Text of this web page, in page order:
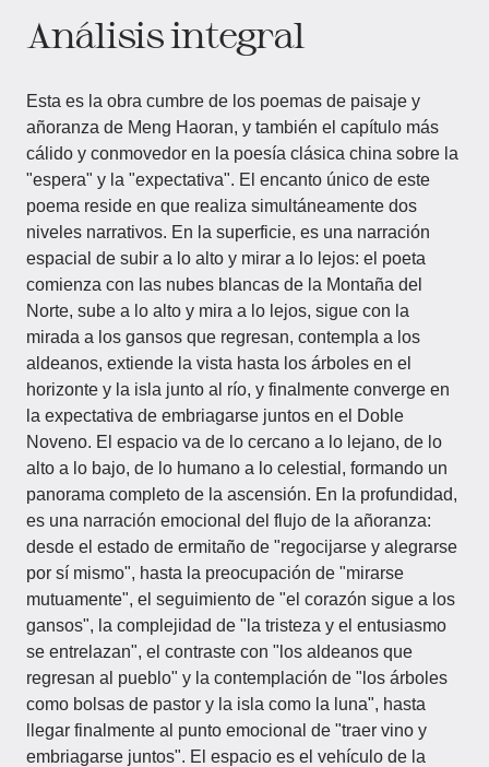
Análisis integral
Esta es la obra cumbre de los poemas de paisaje y
añoranza de Meng Haoran, y también el capítulo más
cálido y conmovedor en la poesía clásica china sobre la
"espera" y la "expectativa". El encanto único de este
poema reside en que realiza simultáneamente dos
niveles narrativos. En la superficie, es una narración
espacial de subir a lo alto y mirar a lo lejos: el poeta
comienza con las nubes blancas de la Montaña del
Norte, sube a lo alto y mira a lo lejos, sigue con la
mirada a los gansos que regresan, contempla a los
aldeanos, extiende la vista hasta los árboles en el
horizonte y la isla junto al río, y finalmente converge en
la expectativa de embriagarse juntos en el Doble
Noveno. El espacio va de lo cercano a lo lejano, de lo
alto a lo bajo, de lo humano a lo celestial, formando un
panorama completo de la ascensión. En la profundidad,
es una narración emocional del flujo de la añoranza:
desde el estado de ermitaño de "regocijarse y alegrarse
por sí mismo", hasta la preocupación de "mirarse
mutuamente", el seguimiento de "el corazón sigue a los
gansos", la complejidad de "la tristeza y el entusiasmo
se entrelazan", el contraste con "los aldeanos que
regresan al pueblo" y la contemplación de "los árboles
como bolsas de pastor y la isla como la luna", hasta
llegar finalmente al punto emocional de "traer vino y
embriagarse juntos". El espacio es el vehículo de la